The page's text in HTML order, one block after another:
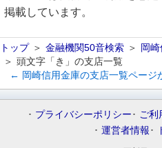
掲載しています。
トップ 金融機関50音検索
岡
頭文字「き」の支店一覧
← 岡崎信用金庫の支店一覧ページ
プライバシーポリシー ご利
運営者情報